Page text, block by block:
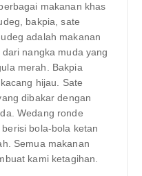
makanan khas
bakpia, sate
adalah makanan
nangka muda yang
merah. Bakpia
hijau. Sate
dibakar dengan
Wedang ronde
bola-bola ketan
Semua makanan
kami ketagihan.